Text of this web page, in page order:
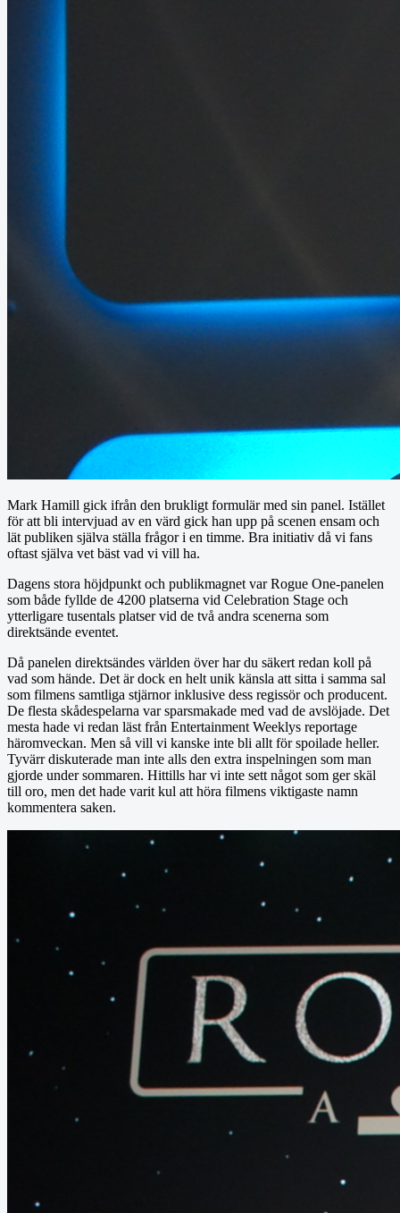
Mark Hamill gick ifrån den brukligt formulär med sin panel. Istället
för att bli intervjuad av en värd gick han upp på scenen ensam och
lät publiken själva ställa frågor i en timme. Bra initiativ då vi fans
oftast själva vet bäst vad vi vill ha.
Dagens stora höjdpunkt och publikmagnet var Rogue One-panelen
som både fyllde de 4200 platserna vid Celebration Stage och
ytterligare tusentals platser vid de två andra scenerna som
direktsände eventet.
Då panelen direktsändes världen över har du säkert redan koll på
vad som hände. Det är dock en helt unik känsla att sitta i samma sal
som filmens samtliga stjärnor inklusive dess regissör och producent.
De flesta skådespelarna var sparsmakade med vad de avslöjade. Det
mesta hade vi redan läst från Entertainment Weeklys reportage
häromveckan. Men så vill vi kanske inte bli allt för spoilade heller.
Tyvärr diskuterade man inte alls den extra inspelningen som man
gjorde under sommaren. Hittills har vi inte sett något som ger skäl
till oro, men det hade varit kul att höra filmens viktigaste namn
kommentera saken.